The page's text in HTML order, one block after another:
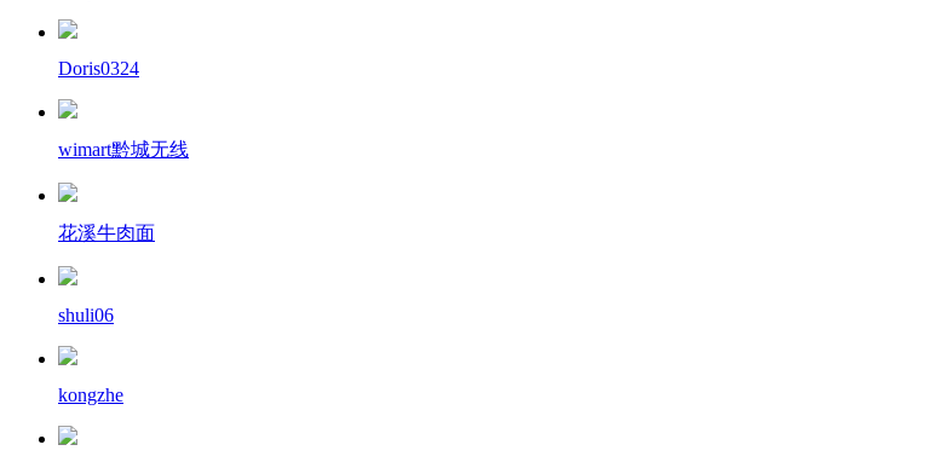
Doris0324
wimart黔城无线
花溪牛肉面
shuli06
kongzhe